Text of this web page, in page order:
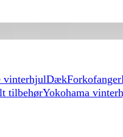
vinterhjulDækForkofanger
tilbehørYokohama